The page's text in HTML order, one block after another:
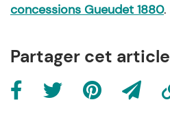
concessions Gueudet 1880.
Partager cet article